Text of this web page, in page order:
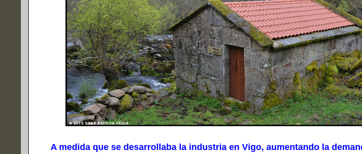
A medida que se desarrollaba la industria en Vigo, aumentando la